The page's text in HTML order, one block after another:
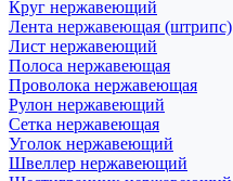
Круг нержавеющий
Лента нержавеющая (штрипс)
Лист нержавеющий
Полоса нержавеющая
Проволока нержавеющая
Рулон нержавеющий
Сетка нержавеющая
Уголок нержавеющий
Швеллер нержавеющий